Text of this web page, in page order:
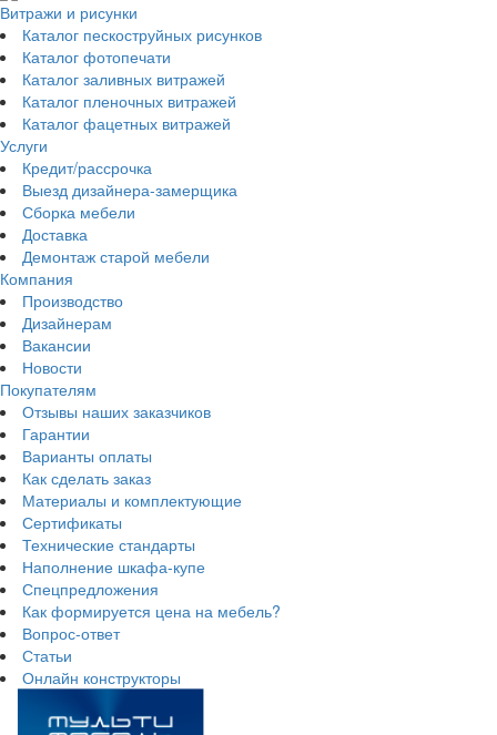
Витражи и рисунки
Каталог пескоструйных рисунков
Каталог фотопечати
Каталог заливных витражей
Каталог пленочных витражей
Каталог фацетных витражей
Услуги
Кредит/рассрочка
Выезд дизайнера-замерщика
Сборка мебели
Доставка
Демонтаж старой мебели
Компания
Производство
Дизайнерам
Вакансии
Новости
Покупателям
Отзывы наших заказчиков
Гарантии
Варианты оплаты
Как сделать заказ
Материалы и комплектующие
Сертификаты
Технические стандарты
Наполнение шкафа-купе
Спецпредложения
Как формируется цена на мебель?
Вопрос-ответ
Статьи
Онлайн конструкторы